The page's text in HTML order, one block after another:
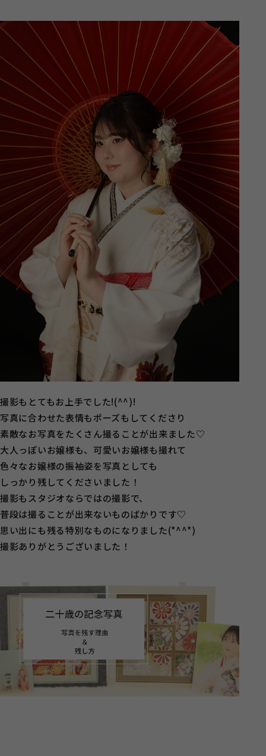
撮影もとてもお上手でした!(^^)!
写真に合わせた表情もポーズもしてくださり
素敵なお写真をたくさん撮ることが出来ました♡
大人っぽいお嬢様も、可愛いお嬢様も撮れて
色々なお嬢様の振袖姿を写真としても
しっかり残してくださいました！
撮影もスタジオならではの撮影で、
普段は撮ることが出来ないものばかりです♡
思い出にも残る特別なものになりました(*^^*)
撮影ありがとうございました！